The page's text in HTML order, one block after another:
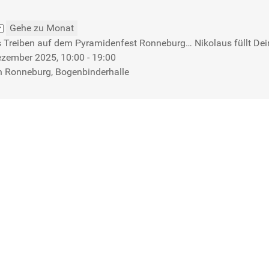
Gehe zu Monat
Treiben auf dem Pyramidenfest Ronneburg… Nikolaus füllt
2025, 10:00 - 19:00
Ronneburg, Bogenbinderhalle